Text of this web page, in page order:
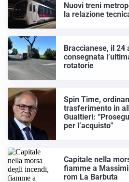
Nuovi treni
la relazione
Braccianese, il 24
consegnata
rotatorie
Spin Time,
trasferimento in
Gualtieri:
per l’acquisto”
Capitale nella
fiamme a
rom La Barbuta